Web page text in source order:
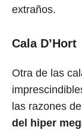
extraños.
Cala D’Hort
Otra de las
las razones
del hiper